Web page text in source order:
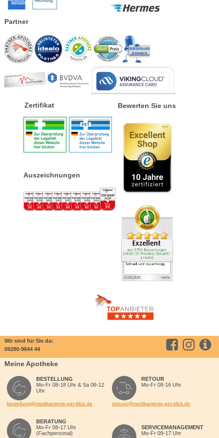
Partner
Zertifikat
Auszeichnungen
Bewerten Sie uns
Wir sind für Sie da:
09280-9844 44
Meine Apotheke
BESTELLUNG
Mo-Fr 08-18 Uhr & Sa 08-12
Uhr
bestellung@medikamente-per-klick.de
BERATUNG
Mo-Fr 08-17 Uhr
(Fachpersonal)
RETOUR
Mo-Fr 08-16 Uhr
retoure@medikamente-per-klick.de
SERVICEMANAGEMENT
Mo-Fr 09-17 Uhr